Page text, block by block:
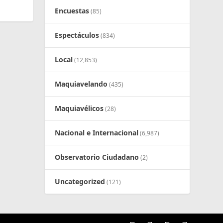
Encuestas(85)
Espectáculos(834)
Local(12,853)
Maquiavelando (435)
Maquiavélicos(28)
Nacional e Internacional(6,987)
Observatorio Ciudadano (2)
Uncategorized (121)